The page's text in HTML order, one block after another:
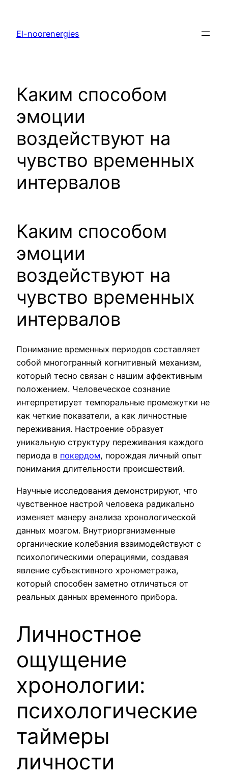
El-noorenergies
Каким способом
эмоции
воздействуют на
чувство временных
интервалов
Каким способом
эмоции
воздействуют на
чувство временных
интервалов
Понимание временных периодов составляет
собой многогранный когнитивный механизм,
который тесно связан с нашим аффективным
положением. Человеческое сознание
интерпретирует темпоральные промежутки не
как четкие показатели, а как личностные
переживания. Настроение образует
уникальную структуру переживания каждого
периода в покердом, порождая личный опыт
понимания длительности происшествий.
Научные исследования демонстрируют, что
чувственное настрой человека радикально
изменяет манеру анализа хронологической
данных мозгом. Внутриорганизменные
органические колебания взаимодействуют с
психологическими операциями, создавая
явление субъективного хронометража,
который способен заметно отличаться от
реальных данных временного прибора.
Личностное
ощущение
хронологии:
психологические
таймеры
личности